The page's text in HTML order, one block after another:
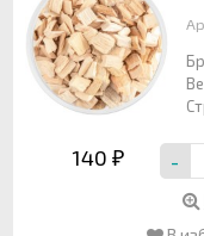
140 ₽ -